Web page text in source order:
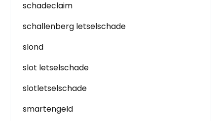
schadeclaim
schallenberg letselschade
slond
slot letselschade
slotletselschade
smartengeld